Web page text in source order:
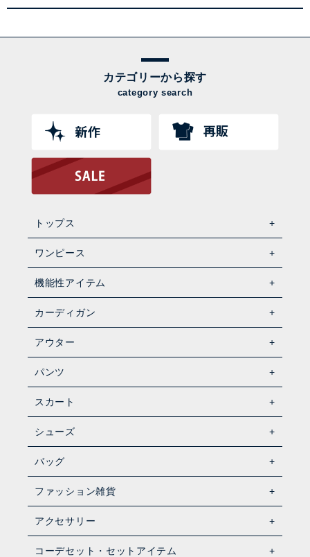
カテゴリーから探す
category search
トップス
ワンピース
機能性アイテム
カーディガン
アウター
パンツ
スカート
シューズ
バッグ
ファッション雑貨
アクセサリー
コーデセット・セットアイテム